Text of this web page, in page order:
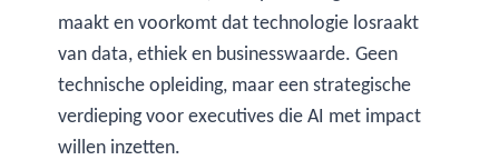
maakt en voorkomt dat technologie losraakt
van data, ethiek en businesswaarde. Geen
technische opleiding, maar een strategische
verdieping voor executives die AI met impact
willen inzetten.